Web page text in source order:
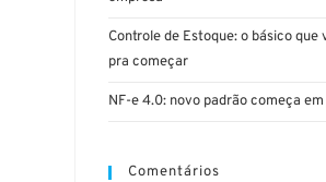
Controle de Estoque: o básico que
pra começar
NF-e 4.0: novo padrão começa
Comentários